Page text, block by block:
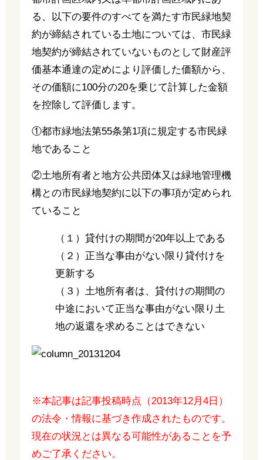
る、以下の要件のすべてを満たす市民緑地契
約が締結されている土地については、市民緑
地契約が締結されていないものとして財産評
価基本通達の定めにより評価した価額から、
その価額に100分の20を乗じて計算した金額
を控除して評価します。
①都市緑地法第55条第1項に規定する市民緑
地であること
②土地所有者と地方公共団体又は緑地管理機
構との市民緑地契約に以下の事項が定められ
ていること
（１）貸付けの期間が20年以上である
（２）正当な事由がない限り貸付けを
更新する
（３）土地所有者は、貸付けの期間の
中途において正当な事由がない限り土
地の返還を求めることはできない
※本記事は記事投稿時点（2013年12月4日）
の法令・情報に基づき作成されたものです。
現在の状況とは異なる可能性があることを予
めご了承ください。